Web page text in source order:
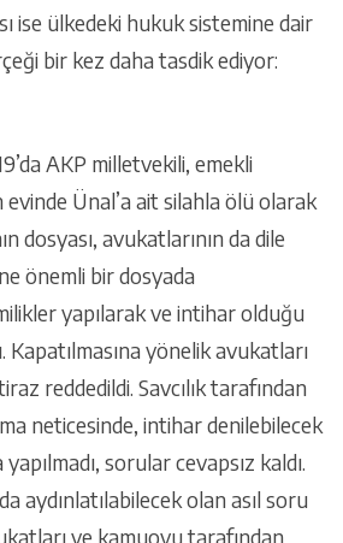
ise ülkedeki hukuk sistemine dair
bir kez daha tasdik ediyor:
AKP milletvekili, emekli
evinde Ünal’a ait silahla ölü olarak
dosyası, avukatlarının da dile
önemli bir dosyada
yapılarak ve intihar olduğu
Kapatılmasına yönelik avukatları
reddedildi. Savcılık tarafından
neticesinde, intihar denilebilecek
sorular cevapsız kaldı.
aydınlatılabilecek olan asıl soru
ve kamuoyu tarafından